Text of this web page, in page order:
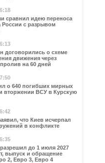
сравнил идею переноса
России с разрывом
договорились о схеме
движения через
на 60 дней
о 640 погибших мирных
вторжении ВСУ в Курскую
что Киев исчерпал
в конфликте
до 1 июля 2027
выпуск и обращение
2, Евро 3, Евро 4